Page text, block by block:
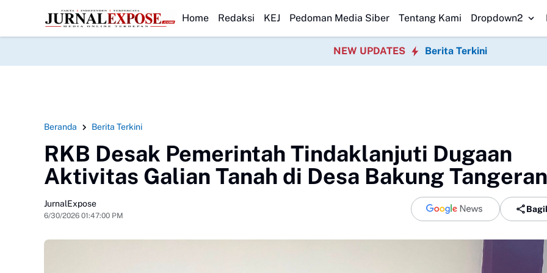
HEADLINE
Rayakan HUT RIDiduga di Menu MBG Ada Gorengan, Wali Murid SDN Pasirwalang Kecewa SEKBER FAHMI Desak Polrestabes
Home Redaksi KEJ Pedoman Media Siber Tentang Kami Dropdown2
NEW UPDATES Berita Terkini
Beranda Berita Terkini
RKB Desak Pemerintah Tindaklanjuti Dugaan
Aktivitas Galian Tanah di Desa Bakung
JurnalExpose
6/30/2026 01:47:00 PM